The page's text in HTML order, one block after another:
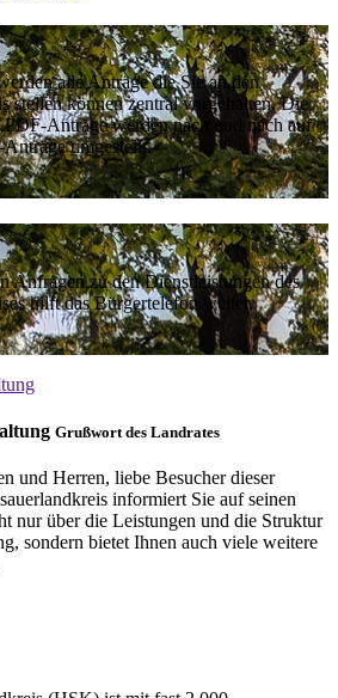
alle Anträge die Sie an den
stellen können zentral vorgehalten. Die
Anträge werden nach und nach auf
umgestellt.
Anfragen zu den Dienstleistungen des
hilft das Bürgertelefon weiter.
Grußwort des Landrates
und Herren, liebe Besucher dieser
informiert Sie auf seinen
nur über die Leistungen und die Struktur
sondern bietet Ihnen auch viele weitere